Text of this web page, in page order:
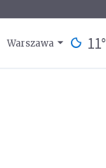
Warszawa 11°